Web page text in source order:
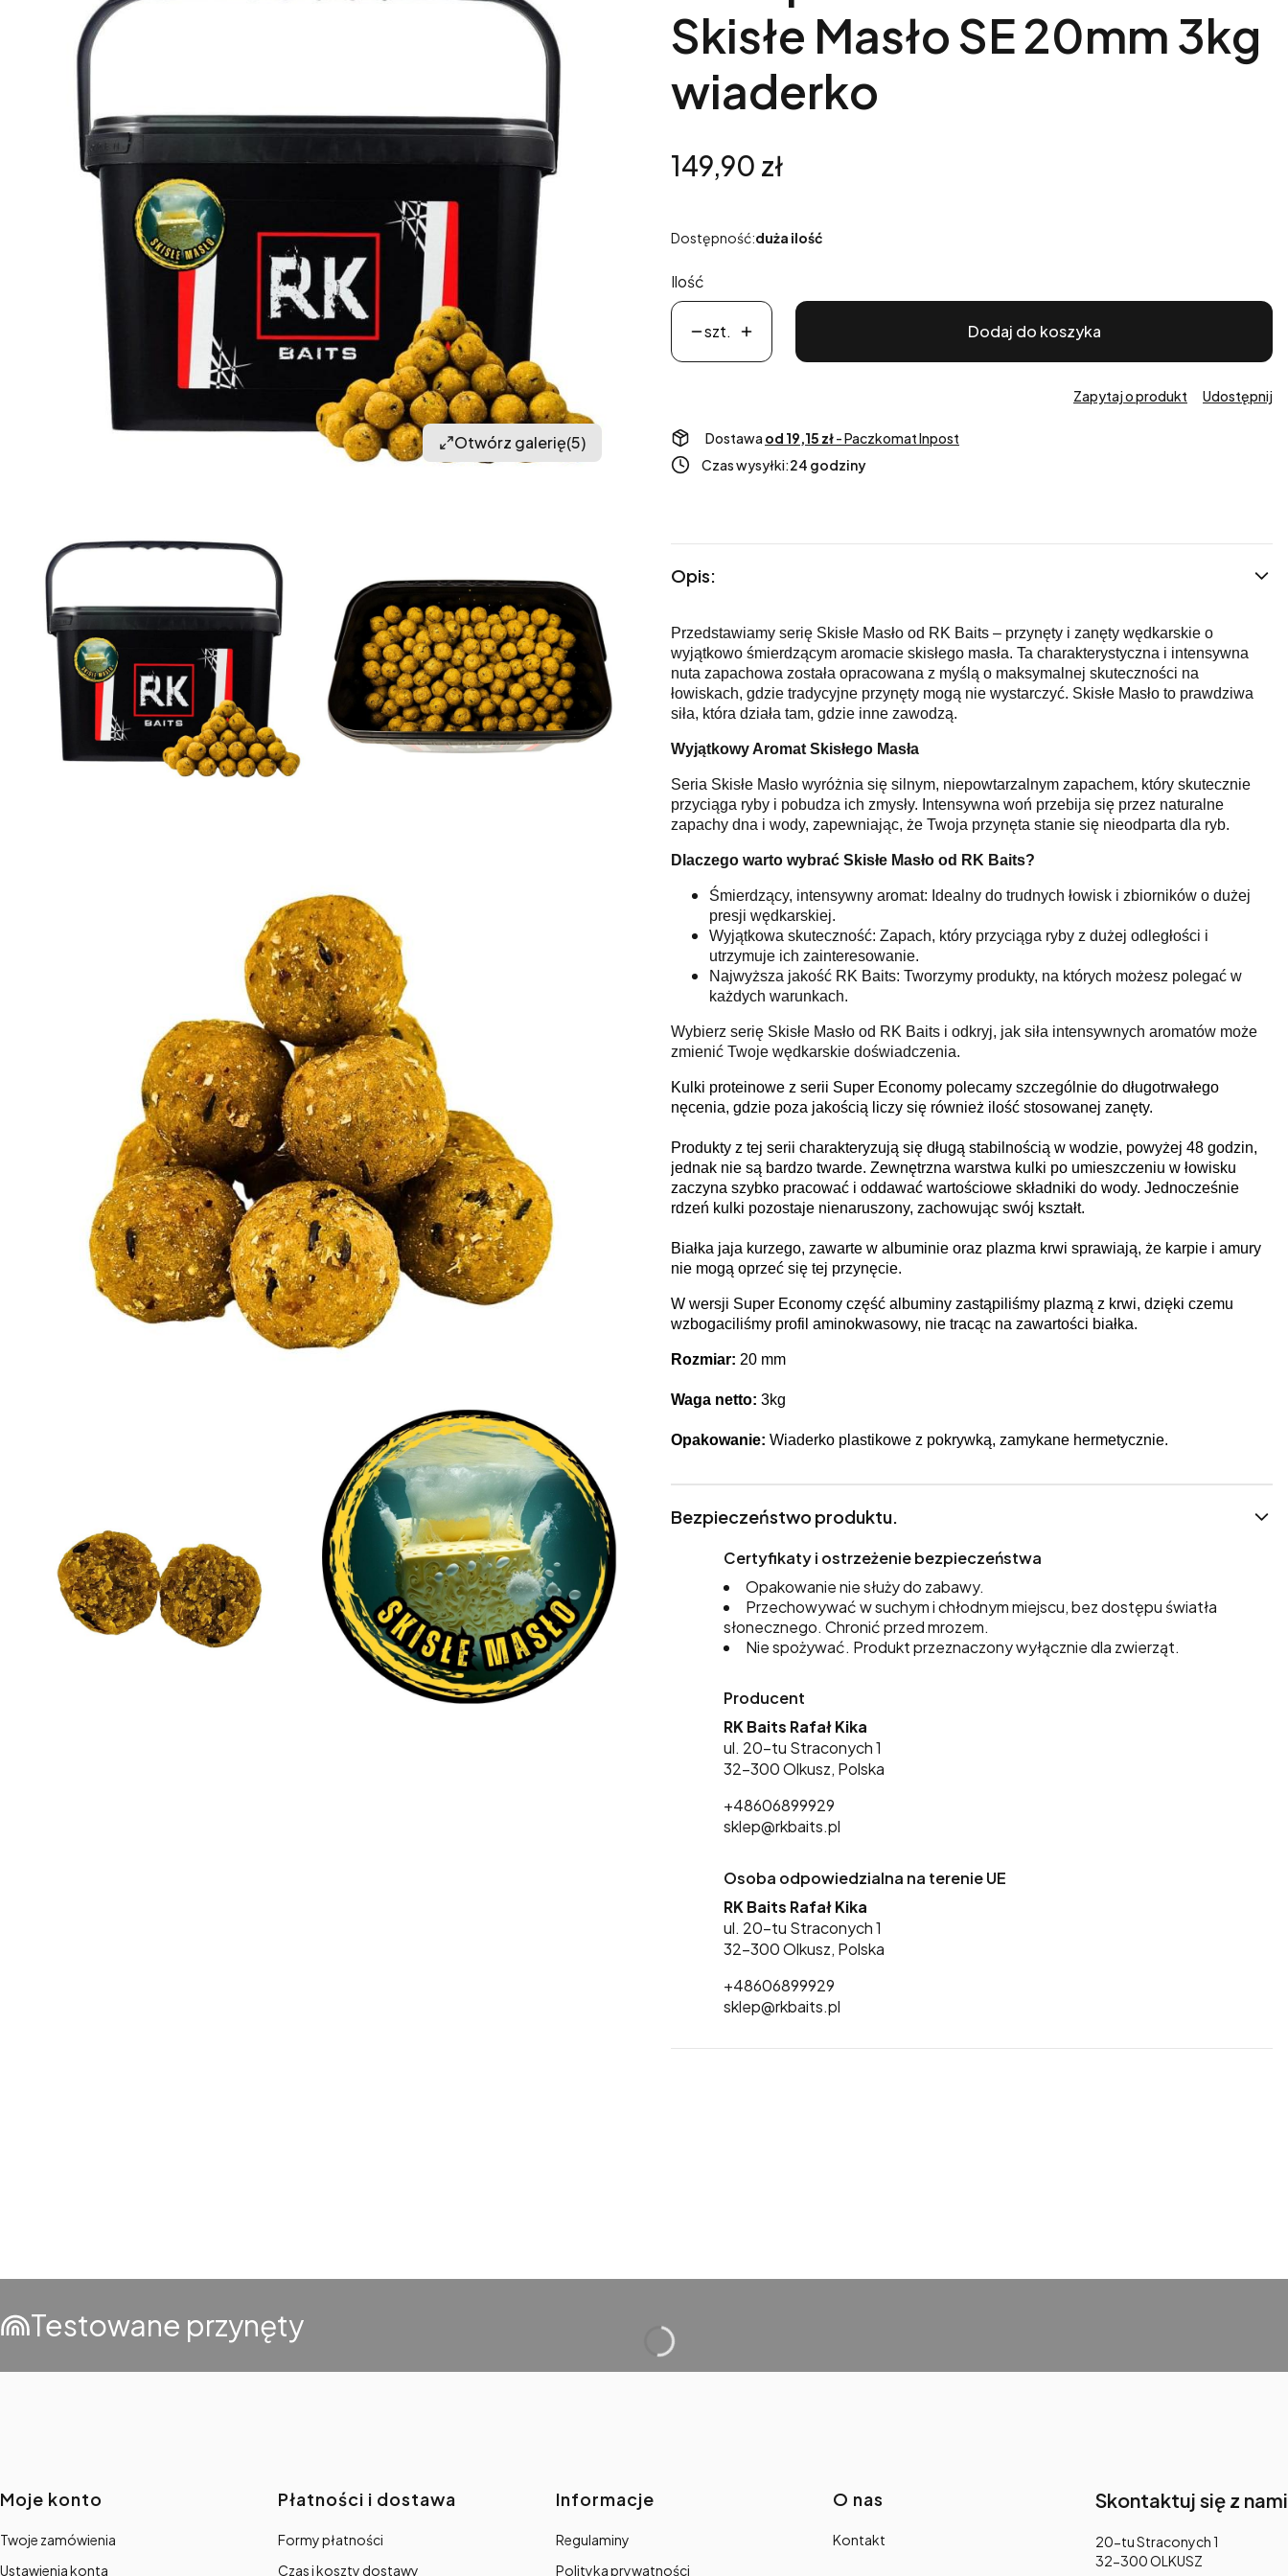
Otwórz galerię(5)
Skisłe Masło SE 20mm 3kg
wiaderko
Cena
149,90 zł
Dostępność:duża ilość
Ilość
szt. Dodaj do koszyka
Zapytaj o produkt Udostępnij
Dostawa od 19,15 zł- Paczkomat Inpost
Czas wysyłki:24 godziny
Opis:
Przedstawiamy serię Skisłe Masło od RK Baits – przynęty i zanęty wędkarskie o
wyjątkowo śmierdzącym aromacie skisłego masła. Ta charakterystyczna i intensywna
nuta zapachowa została opracowana z myślą o maksymalnej skuteczności na
łowiskach, gdzie tradycyjne przynęty mogą nie wystarczyć. Skisłe Masło to prawdziwa
siła, która działa tam, gdzie inne zawodzą.
Wyjątkowy Aromat Skisłego Masła
Seria Skisłe Masło wyróżnia się silnym, niepowtarzalnym zapachem, który skutecznie
przyciąga ryby i pobudza ich zmysły. Intensywna woń przebija się przez naturalne
zapachy dna i wody, zapewniając, że Twoja przynęta stanie się nieodparta dla ryb.
Dlaczego warto wybrać Skisłe Masło od RK Baits?
Śmierdzący, intensywny aromat: Idealny do trudnych łowisk i zbiorników o dużej
presji wędkarskiej.
Wyjątkowa skuteczność: Zapach, który przyciąga ryby z dużej odległości i
utrzymuje ich zainteresowanie.
Najwyższa jakość RK Baits: Tworzymy produkty, na których możesz polegać w
każdych warunkach.
Wybierz serię Skisłe Masło od RK Baits i odkryj, jak siła intensywnych aromatów może
zmienić Twoje wędkarskie doświadczenia.
Kulki proteinowe z serii Super Economy polecamy szczególnie do długotrwałego
nęcenia, gdzie poza jakością liczy się również ilość stosowanej zanęty.
Produkty z tej serii charakteryzują się długą stabilnością w wodzie, powyżej 48 godzin,
jednak nie są bardzo twarde. Zewnętrzna warstwa kulki po umieszczeniu w łowisku
zaczyna szybko pracować i oddawać wartościowe składniki do wody. Jednocześnie
rdzeń kulki pozostaje nienaruszony, zachowując swój kształt.
Białka jaja kurzego, zawarte w albuminie oraz plazma krwi sprawiają, że karpie i amury
nie mogą oprzeć się tej przynęcie.
W wersji Super Economy część albuminy zastąpiliśmy plazmą z krwi, dzięki czemu
wzbogaciliśmy profil aminokwasowy, nie tracąc na zawartości białka.
Rozmiar: 20 mm
Waga netto: 3kg
Opakowanie: Wiaderko plastikowe z pokrywką, zamykane hermetycznie.
Bezpieczeństwo produktu.
Certyfikaty i ostrzeżenie bezpieczeństwa
Opakowanie nie służy do zabawy.
Przechowywać w suchym i chłodnym miejscu, bez dostępu światła
słonecznego. Chronić przed mrozem.
Nie spożywać. Produkt przeznaczony wyłącznie dla zwierząt.
Producent
RK Baits Rafał Kika
ul. 20-tu Straconych 1
32-300 Olkusz, Polska
+48606899929
sklep@rkbaits.pl
Osoba odpowiedzialna na terenie UE
RK Baits Rafał Kika
ul. 20-tu Straconych 1
32-300 Olkusz, Polska
+48606899929
sklep@rkbaits.pl
Testowane przynęty
Linki w stopce
Moje konto
Twoje zamówienia
Ustawienia konta
Płatności i dostawa
Formy płatności
Czas i koszty dostawy
Informacje
Regulaminy
Polityka prywatności
O nas
Kontakt
Skontaktuj się z nami
Adres:
20-tu Straconych 1
32-300 OLKUSZ